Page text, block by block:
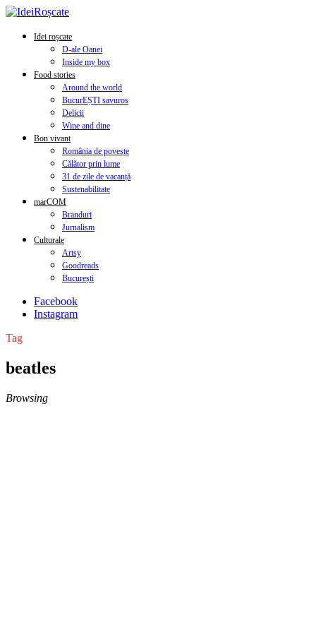
Idei roșcate
D-ale Oanei
Inside my box
Food stories
Around the world
BucurEȘTI savuros
Delicii
Wine and dine
Bon vivant
România de poveste
Călător prin lume
31 de zile de vacanță
Sustenabilitate
marCOM
Branduri
Jurnalism
Culturale
Artsy
Goodreads
București
Facebook
Instagram
Tag
beatles
Browsing